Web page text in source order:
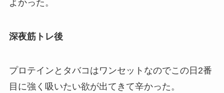
よかった。
深夜筋トレ後
プロテインとタバコはワンセットなのでこの日2番
目に強く吸いたい欲が出てきて辛かった。